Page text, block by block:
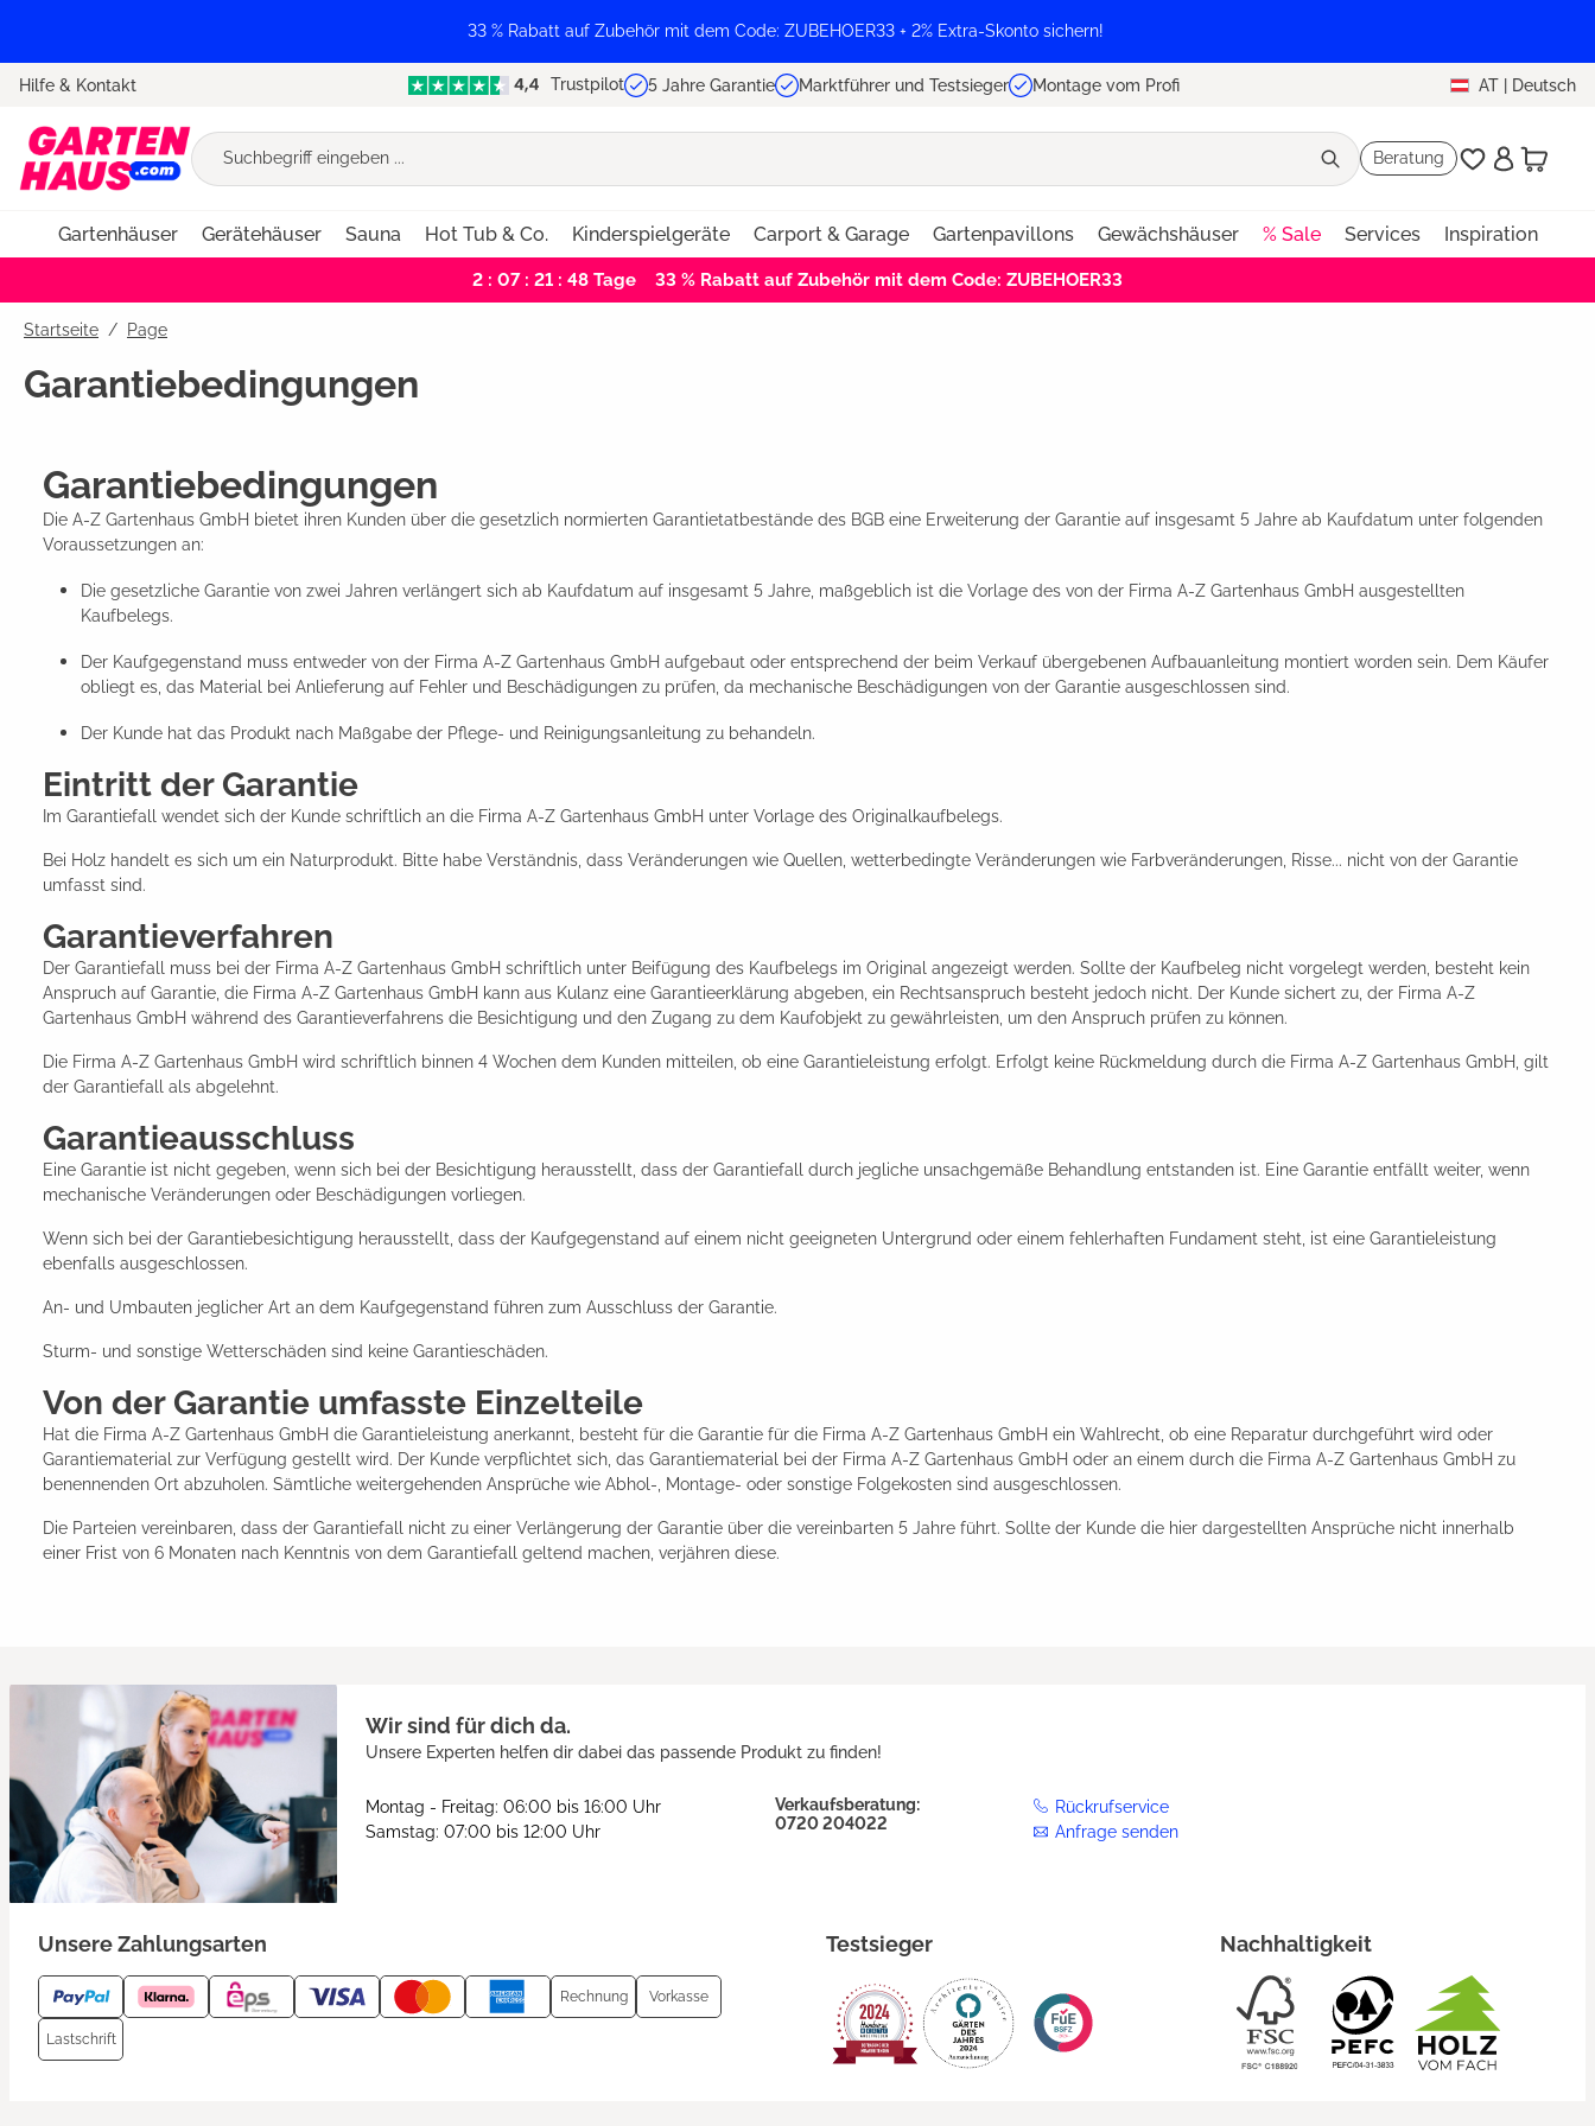
33 % Rabatt auf Zubehör mit dem Code: ZUBEHOER33 + 2% Extra-Skonto sichern!
Hilfe & Kontakt Trustpilot 5 Jahre Garantie Marktführer und Testsieger Montage vom Profi AT | Deutsch
Beratung
Gartenhäuser Gerätehäuser Sauna Hot Tub & Co. Kinderspielgeräte Carport & Garage Gartenpavillons Gewächshäuser % Sale Services Inspiration
2 : 07 : 21 : 48 Tage 33 % Rabatt auf Zubehör mit dem Code: ZUBEHOER33
Startseite Page
Garantiebedingungen
Garantiebedingungen
Die A-Z Gartenhaus GmbH bietet ihren Kunden über die gesetzlich normierten Garantietatbestände des BGB eine Erweiterung der Garantie auf insgesamt 5 Jahre ab Kaufdatum unter folgenden
Voraussetzungen an:
Die gesetzliche Garantie von zwei Jahren verlängert sich ab Kaufdatum auf insgesamt 5 Jahre, maßgeblich ist die Vorlage des von der Firma A-Z Gartenhaus GmbH ausgestellten
Kaufbelegs.
Der Kaufgegenstand muss entweder von der Firma A-Z Gartenhaus GmbH aufgebaut oder entsprechend der beim Verkauf übergebenen Aufbauanleitung montiert worden sein. Dem Käufer
obliegt es, das Material bei Anlieferung auf Fehler und Beschädigungen zu prüfen, da mechanische Beschädigungen von der Garantie ausgeschlossen sind.
Der Kunde hat das Produkt nach Maßgabe der Pflege- und Reinigungsanleitung zu behandeln.
Eintritt der Garantie
Im Garantiefall wendet sich der Kunde schriftlich an die Firma A-Z Gartenhaus GmbH unter Vorlage des Originalkaufbelegs.
Bei Holz handelt es sich um ein Naturprodukt. Bitte habe Verständnis, dass Veränderungen wie Quellen, wetterbedingte Veränderungen wie Farbveränderungen, Risse... nicht von der Garantie
umfasst sind.
Garantieverfahren
Der Garantiefall muss bei der Firma A-Z Gartenhaus GmbH schriftlich unter Beifügung des Kaufbelegs im Original angezeigt werden. Sollte der Kaufbeleg nicht vorgelegt werden, besteht kein
Anspruch auf Garantie, die Firma A-Z Gartenhaus GmbH kann aus Kulanz eine Garantieerklärung abgeben, ein Rechtsanspruch besteht jedoch nicht. Der Kunde sichert zu, der Firma A-Z
Gartenhaus GmbH während des Garantieverfahrens die Besichtigung und den Zugang zu dem Kaufobjekt zu gewährleisten, um den Anspruch prüfen zu können.
Die Firma A-Z Gartenhaus GmbH wird schriftlich binnen 4 Wochen dem Kunden mitteilen, ob eine Garantieleistung erfolgt. Erfolgt keine Rückmeldung durch die Firma A-Z Gartenhaus GmbH, gilt
der Garantiefall als abgelehnt.
Garantieausschluss
Eine Garantie ist nicht gegeben, wenn sich bei der Besichtigung herausstellt, dass der Garantiefall durch jegliche unsachgemäße Behandlung entstanden ist. Eine Garantie entfällt weiter, wenn
mechanische Veränderungen oder Beschädigungen vorliegen.
Wenn sich bei der Garantiebesichtigung herausstellt, dass der Kaufgegenstand auf einem nicht geeigneten Untergrund oder einem fehlerhaften Fundament steht, ist eine Garantieleistung
ebenfalls ausgeschlossen.
An- und Umbauten jeglicher Art an dem Kaufgegenstand führen zum Ausschluss der Garantie.
Sturm- und sonstige Wetterschäden sind keine Garantieschäden.
Von der Garantie umfasste Einzelteile
Hat die Firma A-Z Gartenhaus GmbH die Garantieleistung anerkannt, besteht für die Garantie für die Firma A-Z Gartenhaus GmbH ein Wahlrecht, ob eine Reparatur durchgeführt wird oder
Garantiematerial zur Verfügung gestellt wird. Der Kunde verpflichtet sich, das Garantiematerial bei der Firma A-Z Gartenhaus GmbH oder an einem durch die Firma A-Z Gartenhaus GmbH zu
benennenden Ort abzuholen. Sämtliche weitergehenden Ansprüche wie Abhol-, Montage- oder sonstige Folgekosten sind ausgeschlossen.
Die Parteien vereinbaren, dass der Garantiefall nicht zu einer Verlängerung der Garantie über die vereinbarten 5 Jahre führt. Sollte der Kunde die hier dargestellten Ansprüche nicht innerhalb
einer Frist von 6 Monaten nach Kenntnis von dem Garantiefall geltend machen, verjähren diese.
Wir sind für dich da.
Unsere Experten helfen dir dabei das passende Produkt zu finden!
Montag - Freitag: 06:00 bis 16:00 Uhr
Samstag: 07:00 bis 12:00 Uhr
Verkaufsberatung:
0720 204022
Rückrufservice
Anfrage senden
Unsere Zahlungsarten
Rechnung Vorkasse
Lastschrift
Testsieger Nachhaltigkeit